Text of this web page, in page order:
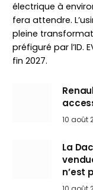
électrique à
fera attendre.
pleine
préfiguré par l’ID.
fin 2027.
10 août
La
n’est